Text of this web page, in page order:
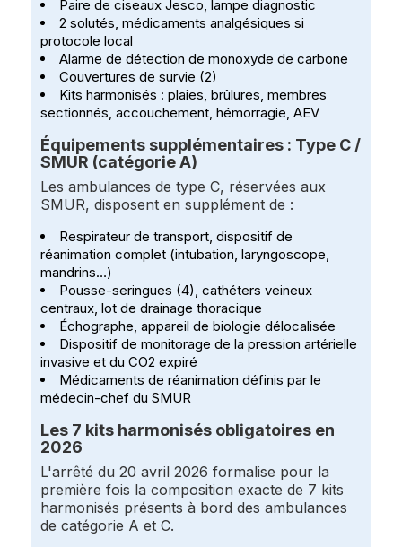
Paire de ciseaux Jesco, lampe diagnostic
2 solutés, médicaments analgésiques si
protocole local
Alarme de détection de monoxyde de carbone
Couvertures de survie (2)
Kits harmonisés : plaies, brûlures, membres
sectionnés, accouchement, hémorragie, AEV
Équipements supplémentaires : Type C /
SMUR (catégorie A)
Les ambulances de type C, réservées aux
SMUR, disposent en supplément de :
Respirateur de transport, dispositif de
réanimation complet (intubation, laryngoscope,
mandrins…)
Pousse-seringues (4), cathéters veineux
centraux, lot de drainage thoracique
Échographe, appareil de biologie délocalisée
Dispositif de monitorage de la pression artérielle
invasive et du CO2 expiré
Médicaments de réanimation définis par le
médecin-chef du SMUR
Les 7 kits harmonisés obligatoires en
2026
L'arrêté du 20 avril 2026 formalise pour la
première fois la composition exacte de 7 kits
harmonisés présents à bord des ambulances
de catégorie A et C.